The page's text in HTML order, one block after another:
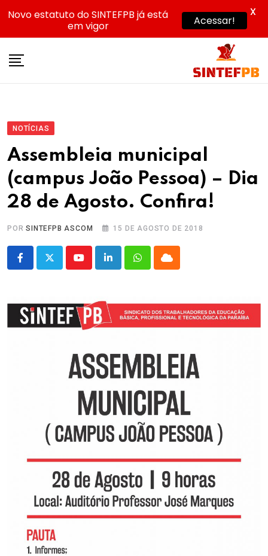
NOTÍCIAS
Assembleia municipal
(campus João Pessoa) – Dia
28 de Agosto. Confira!
PORSINTEFPB ASCOM 15 DE AGOSTO DE 2018
YoutubeLinkedInWhatsappCloud
Novo estatuto do SINTEFPB já está
em vigor
Acessar!
X